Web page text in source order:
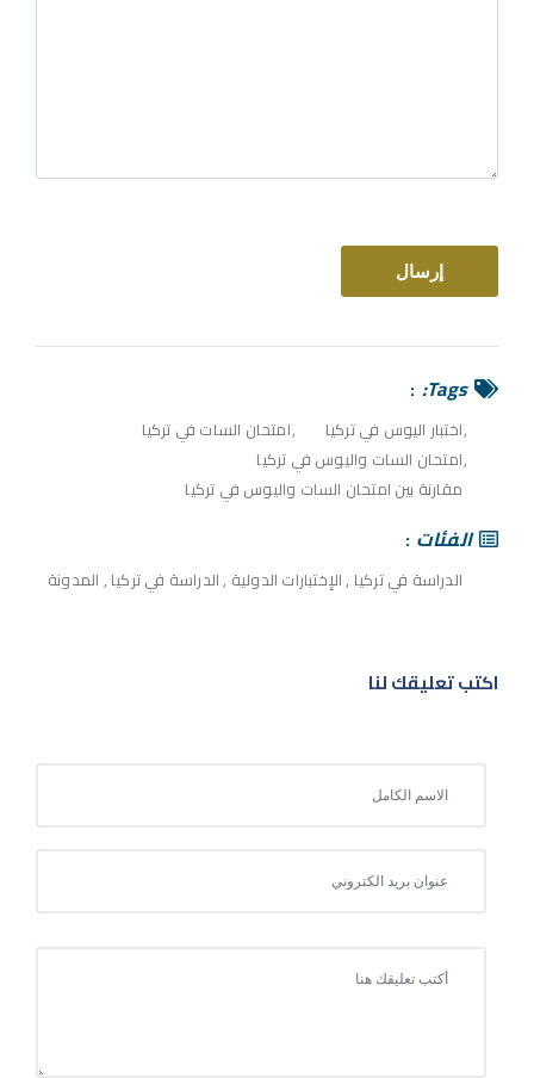
Tags:
اختبار اليوس في تركيا
امتحان السات في تركيا
امتحان السات واليوس في تركيا
مقارنة بين امتحان السات واليوس في تركيا
الفئات
الدراسة في تركيا ,الإختبارات الدولية ,الدراسة في تركيا , المدونة
اكتب تعليقك لنا